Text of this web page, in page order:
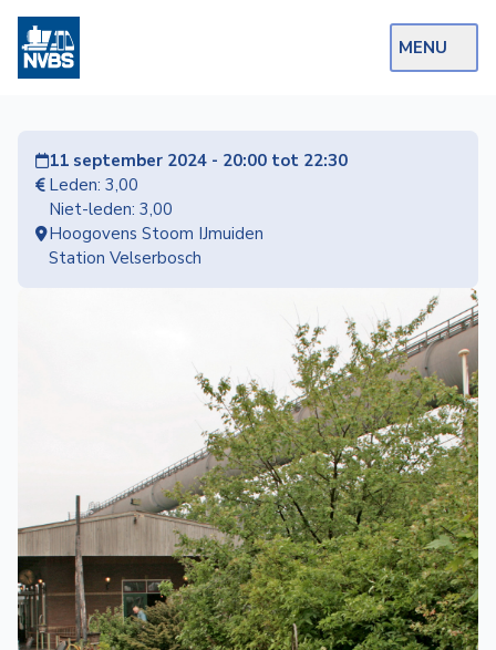
MENU
Op de Rails
NVBS Actueel
Afdelingen
de
NVBS
Wegwijzer
Mijn
11 september 2024 - 20:00 tot 22:30
Leden: 3,00
Niet-leden: 3,00
Hoogovens Stoom IJmuiden
Station Velserbosch